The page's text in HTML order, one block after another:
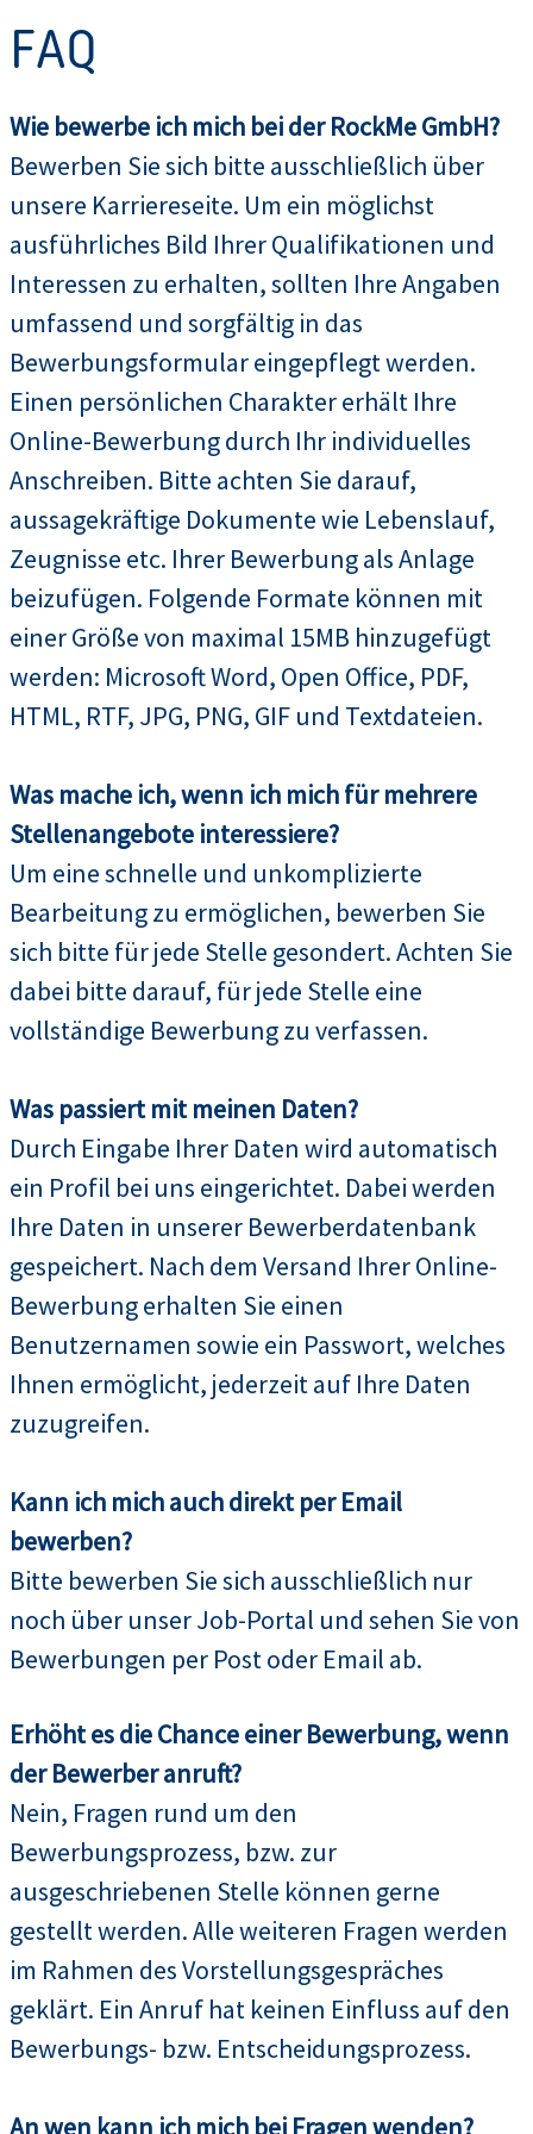
FAQ
Wie bewerbe ich mich bei der RockMe GmbH?
Bewerben Sie sich bitte ausschließlich über
unsere Karriereseite. Um ein möglichst
ausführliches Bild Ihrer Qualifikationen und
Interessen zu erhalten, sollten Ihre Angaben
umfassend und sorgfältig in das
Bewerbungsformular eingepflegt werden.
Einen persönlichen Charakter erhält Ihre
Online-Bewerbung durch Ihr individuelles
Anschreiben. Bitte achten Sie darauf,
aussagekräftige Dokumente wie Lebenslauf,
Zeugnisse etc. Ihrer Bewerbung als Anlage
beizufügen. Folgende Formate können mit
einer Größe von maximal 15MB hinzugefügt
werden: Microsoft Word, Open Office, PDF,
HTML, RTF, JPG, PNG, GIF und Textdateien.
Was mache ich, wenn ich mich für mehrere
Stellenangebote interessiere?
Um eine schnelle und unkomplizierte
Bearbeitung zu ermöglichen, bewerben Sie
sich bitte für jede Stelle gesondert. Achten Sie
dabei bitte darauf, für jede Stelle eine
vollständige Bewerbung zu verfassen.
Was passiert mit meinen Daten?
Durch Eingabe Ihrer Daten wird automatisch
ein Profil bei uns eingerichtet. Dabei werden
Ihre Daten in unserer Bewerberdatenbank
gespeichert. Nach dem Versand Ihrer Online-
Bewerbung erhalten Sie einen
Benutzernamen sowie ein Passwort, welches
Ihnen ermöglicht, jederzeit auf Ihre Daten
zuzugreifen.
Kann ich mich auch direkt per Email
bewerben?
Bitte bewerben Sie sich ausschließlich nur
noch über unser Job-Portal und sehen Sie von
Bewerbungen per Post oder Email ab.
Erhöht es die Chance einer Bewerbung, wenn
der Bewerber anruft?
Nein, Fragen rund um den
Bewerbungsprozess, bzw. zur
ausgeschriebenen Stelle können gerne
gestellt werden. Alle weiteren Fragen werden
im Rahmen des Vorstellungsgespräches
geklärt. Ein Anruf hat keinen Einfluss auf den
Bewerbungs- bzw. Entscheidungsprozess.
An wen kann ich mich bei Fragen wenden?